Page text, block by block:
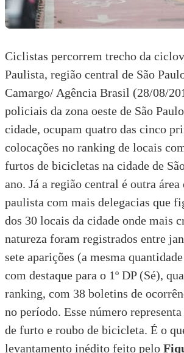
Ciclistas percorrem trecho da
Paulista, região central de São
Camargo/ Agência Brasil (28/08/
policiais da zona oeste de São
cidade, ocupam quatro das cinco
colocações no ranking de locais
furtos de bicicletas na cidade de
ano. Já a região central é outra área
paulista com mais delegacias que
dos 30 locais da cidade onde mais
natureza foram registrados entre
sete aparições (a mesma
com destaque para o 1º DP (Sé),
ranking, com 38 boletins de
no período. Esse número representa
de furto e roubo de bicicleta. É o
levantamento inédito feito pelo